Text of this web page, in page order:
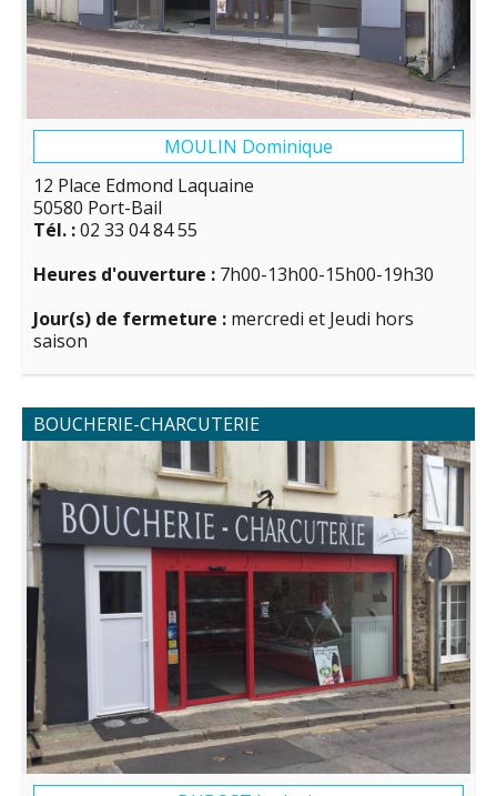
MOULIN Dominique
12 Place Edmond Laquaine
50580 Port-Bail
Tél. :02 33 04 84 55
Heures d'ouverture : 7h00-13h00-15h00-19h30
Jour(s) de fermeture : mercredi et Jeudi hors
saison
BOUCHERIE-CHARCUTERIE